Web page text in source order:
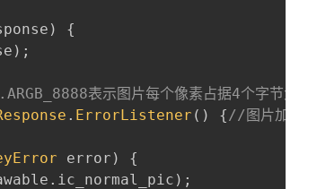
)
{
) ;
表示图片每个像素占据4个字节大小
. ErrorListener ( ) {//图片加载
error )
{
. ic_normal_pic ) ;